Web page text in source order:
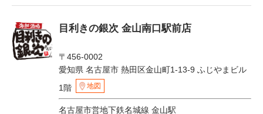
目利きの銀次 金山南口駅前店
〒456-0002
愛知県 名古屋市 熱田区金山町1-13-9 ふじやまビル
1階
地図
名古屋市営地下鉄名城線 金山駅